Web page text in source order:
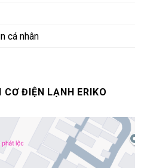
cá nhân
ĐIỆN LẠNH ERIKO